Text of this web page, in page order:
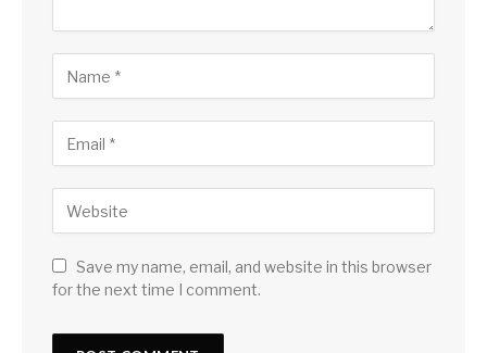
Save my name, email, and website in this browser
for the next time I comment.